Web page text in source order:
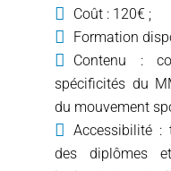
Coût : 120€ ;
Formation
Contenu :
spécificités du
du mouvement
Accessibilité :
des diplômes